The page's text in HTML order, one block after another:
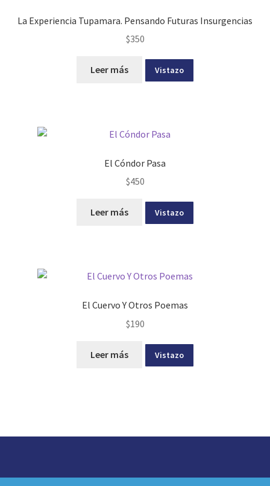
La Experiencia Tupamara. Pensando Futuras Insurgencias
$350
Leer más Vistazo
El Cóndor Pasa
$450
Leer más Vistazo
El Cuervo Y Otros Poemas
$190
Leer más Vistazo